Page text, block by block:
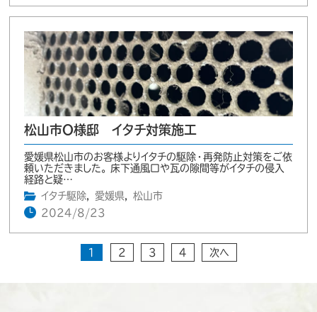
松山市O様邸 イタチ対策施工
愛媛県松山市のお客様よりイタチの駆除・再発防止対策をご依
頼いただきました。 床下通風口や瓦の隙間等がイタチの侵入
経路と疑…
イタチ駆除, 愛媛県,
松山市
2024/8/23
1 2 3 4 次へ